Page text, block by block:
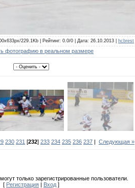
229.1Kb | Рейтинг: 0.0/0 | Дата: 26.10.2013 | hcbrest
фотографию в реальном размере
230 231 [232] 233 234 235 236 237 | Следующая »
только зарегистрированные пользователи.
[ Регистрация Вход ]